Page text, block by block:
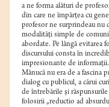
a ne forma alături de
din care ne împărţea cu
profesor ne surprindeau nu
modalităţi simple de
abordate. Pe lângă evitarea
discursului consta în
impresionante de informaţii.
Mănucă nu era de a
dialog cu publicul, a cărui
de întrebările şi
folosirii „reductio ad